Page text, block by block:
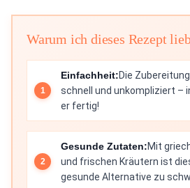
Warum ich dieses Rezept
Einfachheit:Die
schnell und unkompliziert –
er fertig!
Gesunde Zutaten:Mit
und frischen Kräutern ist
gesunde Alternative zu